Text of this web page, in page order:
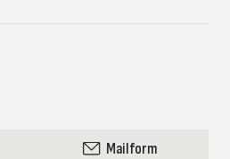
Mailform